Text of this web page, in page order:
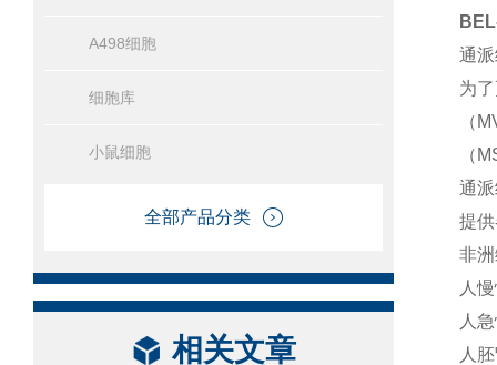
A498细胞
细胞库
小鼠细胞
全部产品分类
相关文章
通
为
（
（
通
提
非
人
人
人